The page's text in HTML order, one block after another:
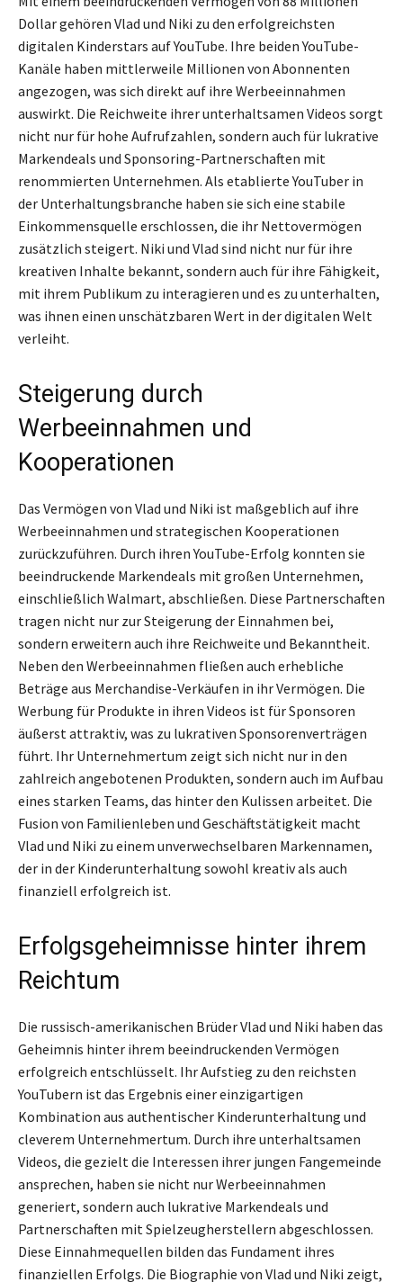
Dollar gehören Vlad und Niki zu den erfolgreichsten
digitalen Kinderstars auf YouTube. Ihre beiden YouTube-
Kanäle haben mittlerweile Millionen von Abonnenten
angezogen, was sich direkt auf ihre Werbeeinnahmen
auswirkt. Die Reichweite ihrer unterhaltsamen Videos sorgt
nicht nur für hohe Aufrufzahlen, sondern auch für lukrative
Markendeals und Sponsoring-Partnerschaften mit
renommierten Unternehmen. Als etablierte YouTuber in
der Unterhaltungsbranche haben sie sich eine stabile
Einkommensquelle erschlossen, die ihr Nettovermögen
zusätzlich steigert. Niki und Vlad sind nicht nur für ihre
kreativen Inhalte bekannt, sondern auch für ihre Fähigkeit,
mit ihrem Publikum zu interagieren und es zu unterhalten,
was ihnen einen unschätzbaren Wert in der digitalen Welt
verleiht.
Steigerung durch
Werbeeinnahmen und
Kooperationen
Das Vermögen von Vlad und Niki ist maßgeblich auf ihre
Werbeeinnahmen und strategischen Kooperationen
zurückzuführen. Durch ihren YouTube-Erfolg konnten sie
beeindruckende Markendeals mit großen Unternehmen,
einschließlich Walmart, abschließen. Diese Partnerschaften
tragen nicht nur zur Steigerung der Einnahmen bei,
sondern erweitern auch ihre Reichweite und Bekanntheit.
Neben den Werbeeinnahmen fließen auch erhebliche
Beträge aus Merchandise-Verkäufen in ihr Vermögen. Die
Werbung für Produkte in ihren Videos ist für Sponsoren
äußerst attraktiv, was zu lukrativen Sponsorenverträgen
führt. Ihr Unternehmertum zeigt sich nicht nur in den
zahlreich angebotenen Produkten, sondern auch im Aufbau
eines starken Teams, das hinter den Kulissen arbeitet. Die
Fusion von Familienleben und Geschäftstätigkeit macht
Vlad und Niki zu einem unverwechselbaren Markennamen,
der in der Kinderunterhaltung sowohl kreativ als auch
finanziell erfolgreich ist.
Erfolgsgeheimnisse hinter ihrem
Reichtum
Die russisch-amerikanischen Brüder Vlad und Niki haben das
Geheimnis hinter ihrem beeindruckenden Vermögen
erfolgreich entschlüsselt. Ihr Aufstieg zu den reichsten
YouTubern ist das Ergebnis einer einzigartigen
Kombination aus authentischer Kinderunterhaltung und
cleverem Unternehmertum. Durch ihre unterhaltsamen
Videos, die gezielt die Interessen ihrer jungen Fangemeinde
ansprechen, haben sie nicht nur Werbeeinnahmen
generiert, sondern auch lukrative Markendeals und
Partnerschaften mit Spielzeugherstellern abgeschlossen.
Diese Einnahmequellen bilden das Fundament ihres
finanziellen Erfolgs. Die Biographie von Vlad und Niki zeigt,